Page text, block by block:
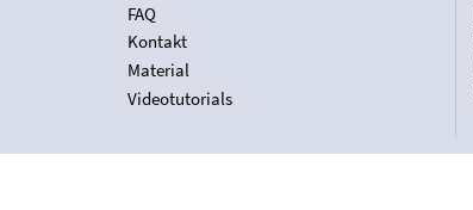
FAQ
Kontakt
Material
Videotutorials